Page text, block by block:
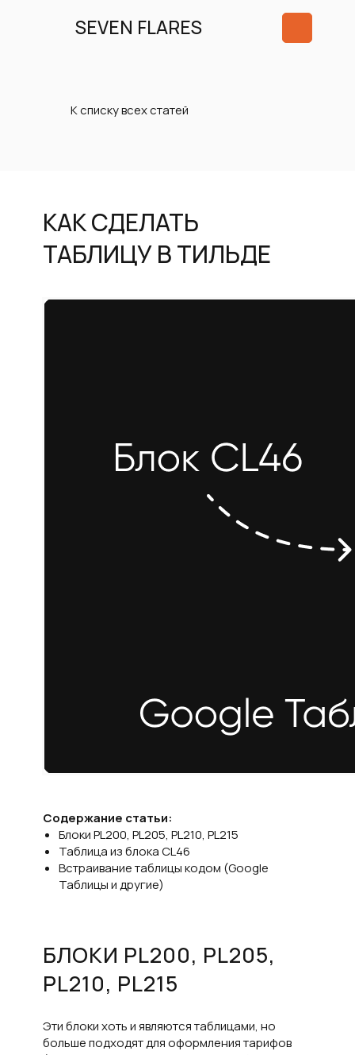
SEVEN FLARES
К списку всех статей
КАК СДЕЛАТЬ
ТАБЛИЦУ В ТИЛЬДЕ
Содержание статьи:
Блоки PL200, PL205, PL210, PL215
Таблица из блока CL46
Встраивание таблицы кодом (Google
Таблицы и другие)
БЛОКИ PL200, PL205,
PL210, PL215
Эти блоки хоть и являются таблицами, но
больше подходят для оформления тарифов